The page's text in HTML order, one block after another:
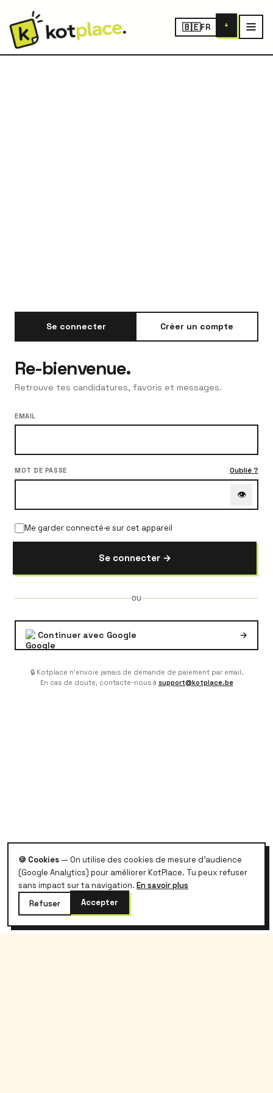
🇧🇪FR +
Se connecter Créer un compte
Re-bienvenue.
Retrouve tes candidatures, favoris et messages.
EMAIL
MOT DE PASSE Oublié ?
👁
Me garder connecté·e sur cet appareil
Se connecter →
OU
Continuer avec Google →
🔒 Kotplace n'envoie jamais de demande de paiement par email.
En cas de doute, contacte-nous à support@kotplace.be
🍪 Cookies — On utilise des cookies de mesure d'audience
(Google Analytics) pour améliorer KotPlace. Tu peux refuser
sans impact sur ta navigation. En savoir plus
Refuser
Accepter